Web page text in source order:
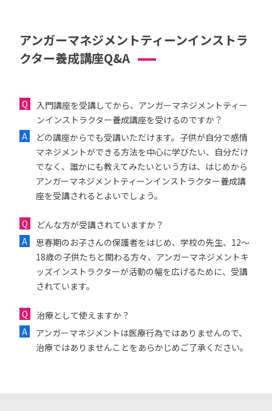
アンガーマネジメントティーンインストラ
クター養成講座Q&A
入門講座を受講してから、アンガーマネジメントティー
ンインストラクター養成講座を受けるのですか？
どの講座からでも受講いただけます。子供が自分で感情
マネジメントができる方法を中心に学びたい、自分だけ
でなく、誰かにも教えてみたいという方は、はじめから
アンガーマネジメントティーンインストラクター養成講
座を受講されるとよいでしょう。
どんな方が受講されていますか？
思春期のお子さんの保護者をはじめ、学校の先生、12〜
18歳の子供たちと関わる方々、アンガーマネジメントキ
ッズインストラクターが活動の幅を広げるために、受講
されています。
治療として使えますか？
アンガーマネジメントは医療行為ではありませんので、
治療ではありませんことをあらかじめご了承ください。